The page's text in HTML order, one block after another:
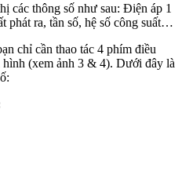
các thông số như sau: Điện áp 1
phát ra, tần số, hệ số công suất…
chỉ cần thao tác 4 phím điều
(xem ảnh 3 & 4). Dưới đây là